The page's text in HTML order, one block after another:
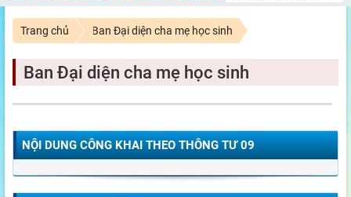
Trang chủ Ban Đại diện cha mẹ học sinh
Ban Đại diện cha mẹ học sinh
NỘI DUNG CÔNG KHAI THEO THÔNG TƯ 09